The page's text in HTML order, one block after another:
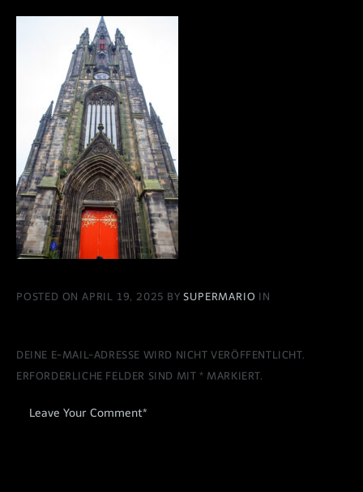
POSTED ON APRIL 19, 2025 BYSUPERMARIO IN
DEINE E-MAIL-ADRESSE WIRD NICHT VERÖFFENTLICHT.
ERFORDERLICHE FELDER SIND MIT* MARKIERT.